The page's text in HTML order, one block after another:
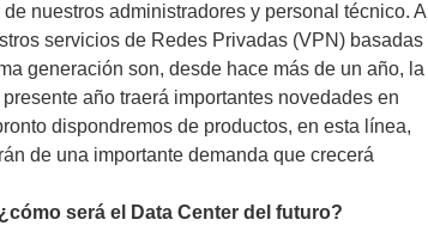
nuestros administradores y personal técnico. A
servicios de Redes Privadas (VPN) basadas
generación son, desde hace más de un año, la
año traerá importantes novedades en
dispondremos de productos, en esta línea,
de una importante demanda que crecerá
será el Data Center del futuro?